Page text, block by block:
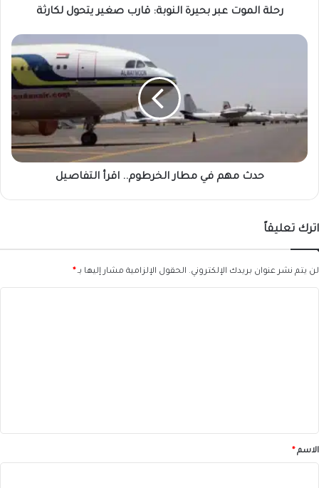
رحلة الموت عبر بحيرة النوبة: قارب صغير يتحول لكارثة
حدث
اقرأ
حدث مهم في مطار الخرطوم.. اقرأ التفاصيل
اترك تعليقاً
لن يتم نشر عنوان بريدك الإلكتروني. الحقول الإلزامية مشار إليها بـ*
*الاسم*